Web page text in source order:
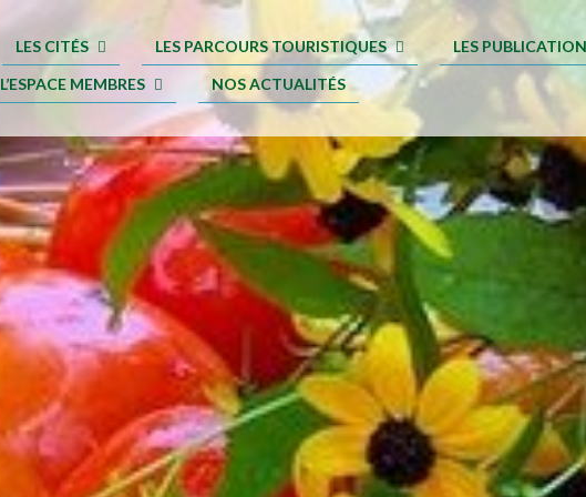
LES CITÉS LES PARCOURS TOURISTIQUES
LES
L’ESPACE MEMBRES NOS ACTUALITÉS